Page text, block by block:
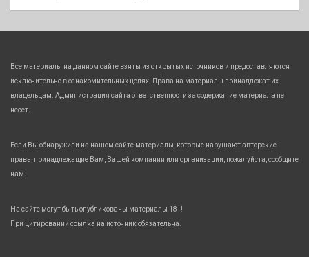
Все материалы на данном сайте взяты из открытых источников и предоставляются
исключительно в ознакомительных целях. Права на материалы принадлежат их
владельцам. Администрация сайта ответственности за содержание материала не
несет.
Если Вы обнаружили на нашем сайте материалы, которые нарушают авторские
права, принадлежащие Вам, Вашей компании или организации, пожалуйста, сообщите
нам.
На сайте могут быть опубликованы материалы 18+!
При цитировании ссылка на источник обязательна.